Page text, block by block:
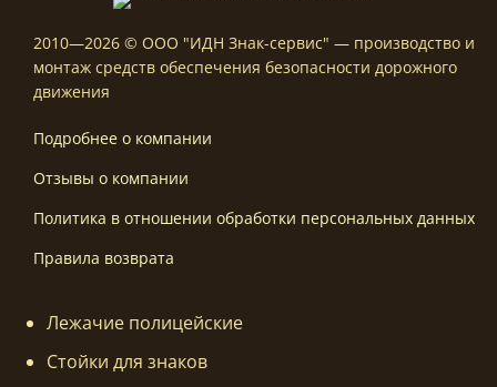
2010—2026 © ООО "ИДН Знак-сервис" — производство и
монтаж средств обеспечения безопасности дорожного
движения
Подробнее о компании
Отзывы о компании
Политика в отношении обработки персональных данных
Правила возврата
Лежачие полицейские
Стойки для знаков